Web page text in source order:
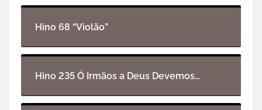
d
u
Hino 68 “Violão”
Hino 235 Ó Irmãos a Deus Devemos…